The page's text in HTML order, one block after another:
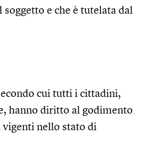
e che è tutelata dal
cui tutti i cittadini,
hanno diritto al godimento
nello stato di